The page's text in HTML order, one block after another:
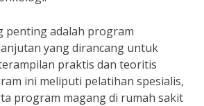
penting adalah program
yang dirancang untuk
praktis dan teoritis
ini meliputi pelatihan spesialis,
program magang di rumah sakit